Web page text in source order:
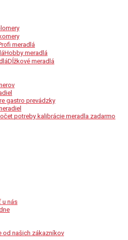
meradlá
Hobby meradlá
Dĺžkové meradlá
gastro prevádzky
potreby kalibrácie meradla zadarmo
u nás
od našich zákazníkov